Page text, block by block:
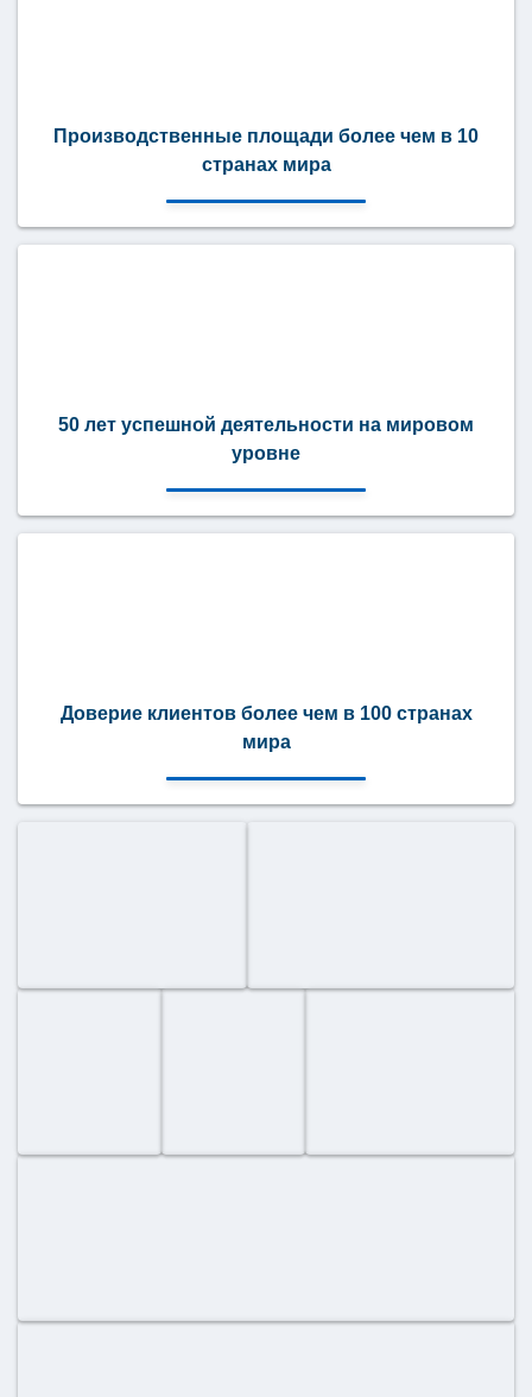
Производственные площади более чем в 10
странах мира
50 лет успешной деятельности на мировом
уровне
Доверие клиентов более чем в 100 странах
мира